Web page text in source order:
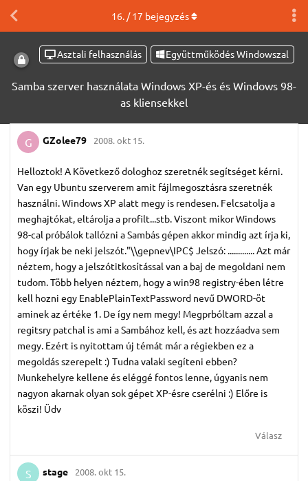
Asztali felhasználás Együttműködés Windowszal
Samba szerver használata Windows XP-és és Windows 98-
as kliensekkel
16. /17 bejegyzés
G GZolee79 2008. okt 15.
Helloztok! A Következő dologhoz szeretnék segítséget kérni.
Van egy Ubuntu szerverem amit fájlmegosztásra szeretnék
használni. Windows XP alatt megy is rendesen. Felcsatolja a
meghajtókat, eltárolja a profilt...stb. Viszont mikor Windows
98-cal próbálok tallózni a Sambás gépen akkor mindig azt írja ki,
hogy írjak be neki jelszót."\\gepnev\IPC$ Jelszó: ............. Azt már
néztem, hogy a jelszótitkosítással van a baj de megoldani nem
tudom. Több helyen néztem, hogy a win98 registry-ében létre
kell hozni egy EnablePlainTextPassword nevű DWORD-öt
aminek az értéke 1. De így nem megy! Megprbóltam azzal a
regitsry patchal is ami a Sambához kell, és azt hozzáadva sem
megy. Ezért is nyitottam új témát már a régiekben ez a
megoldás szerepelt :) Tudna valaki segíteni ebben?
Munkehelyre kellene és eléggé fontos lenne, úgyanis nem
nagyon akarnak olyan sok gépet XP-ésre cserélni :) Előre is
köszi! Üdv
Válasz
S stage 2008. okt 15.